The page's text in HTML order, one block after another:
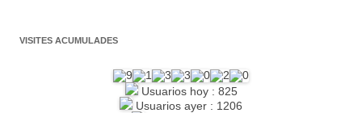
VISITES ACUMULADES
Usuarios hoy : 825
Usuarios ayer : 1206